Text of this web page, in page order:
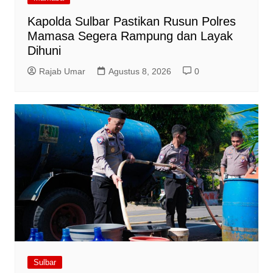
Kapolda Sulbar Pastikan Rusun Polres
Mamasa Segera Rampung dan Layak
Dihuni
Rajab Umar Agustus 8, 2026 0
Sulbar